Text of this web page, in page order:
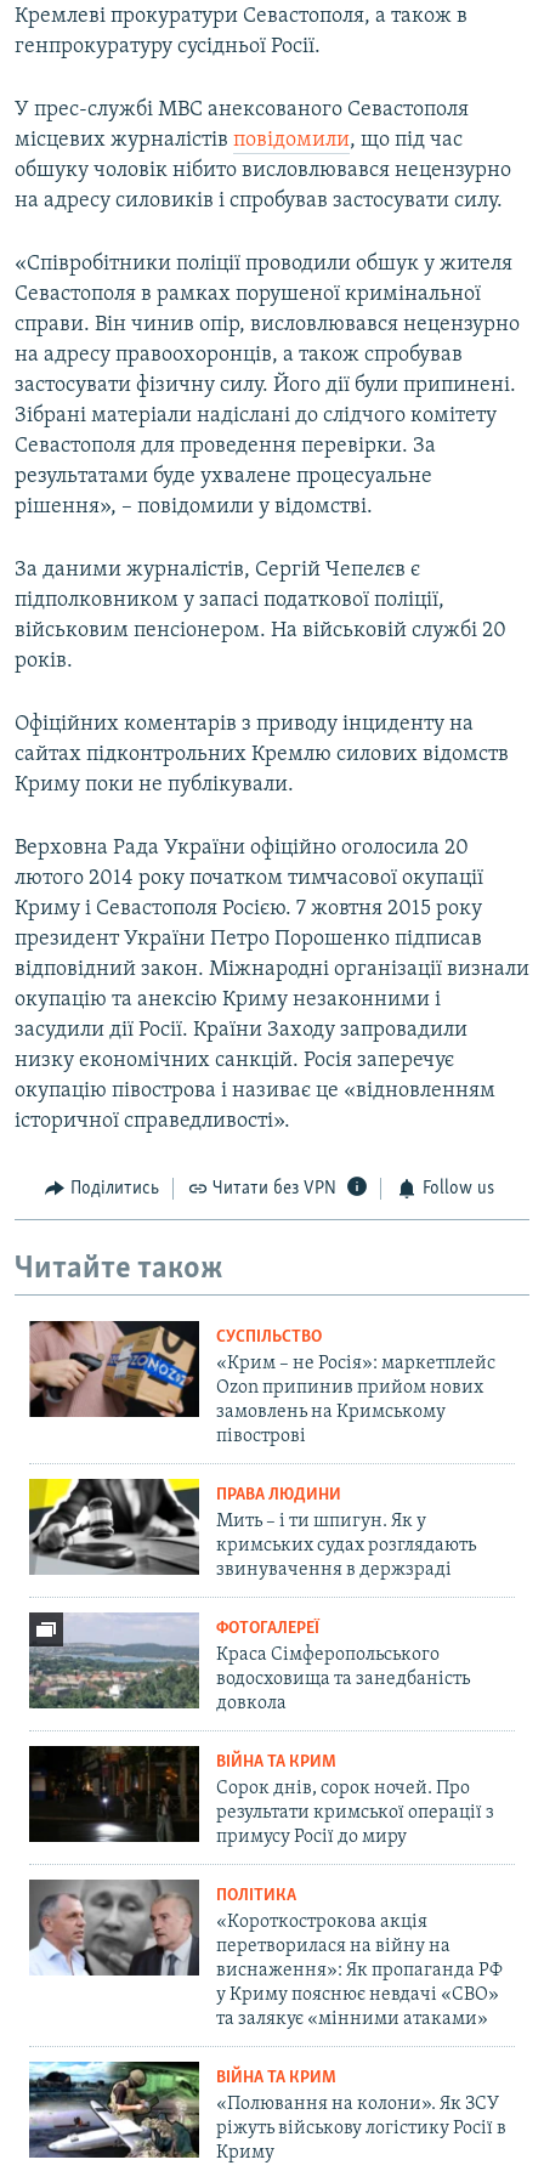
Кремлеві прокуратури Севастополя, а також в
генпрокуратуру сусідньої Росії.
У прес-службі МВС анексованого Севастополя
місцевих журналістів повідомили, що під час
обшуку чоловік нібито висловлювався нецензурно
на адресу силовиків і спробував застосувати силу.
«Співробітники поліції проводили обшук у жителя
Севастополя в рамках порушеної кримінальної
справи. Він чинив опір, висловлювався нецензурно
на адресу правоохоронців, а також спробував
застосувати фізичну силу. Його дії були припинені.
Зібрані матеріали надіслані до слідчого комітету
Севастополя для проведення перевірки. За
результатами буде ухвалене процесуальне
рішення», – повідомили у відомстві.
За даними журналістів, Сергій Чепелєв є
підполковником у запасі податкової поліції,
військовим пенсіонером. На військовій службі 20
років.
Офіційних коментарів з приводу інциденту на
сайтах підконтрольних Кремлю силових відомств
Криму поки не публікували.
Верховна Рада України офіційно оголосила 20
лютого 2014 року початком тимчасової окупації
Криму і Севастополя Росією. 7 жовтня 2015 року
президент України Петро Порошенко підписав
відповідний закон. Міжнародні організації визнали
окупацію та анексію Криму незаконними і
засудили дії Росії. Країни Заходу запровадили
низку економічних санкцій. Росія заперечує
окупацію півострова і називає це «відновленням
історичної справедливості».
Поділитись Читати без VPN Follow us
Читайте також
СУСПІЛЬСТВО
«Крим – не Росія»: маркетплейс
Ozon припинив прийом нових
замовлень на Кримському
півострові
ПРАВА ЛЮДИНИ
Мить – і ти шпигун. Як у
кримських судах розглядають
звинувачення в держзраді
ФОТОГАЛЕРЕЇ
Краса Сімферопольського
водосховища та занедбаність
довкола
ВІЙНА ТА КРИМ
Сорок днів, сорок ночей. Про
результати кримської операції з
примусу Росії до миру
ПОЛІТИКА
«Короткострокова акція
перетворилася на війну на
виснаження»: Як пропаганда РФ
у Криму пояснює невдачі «СВО»
та залякує «мінними атаками»
ВІЙНА ТА КРИМ
«Полювання на колони». Як ЗСУ
ріжуть військову логістику Росії в
Криму